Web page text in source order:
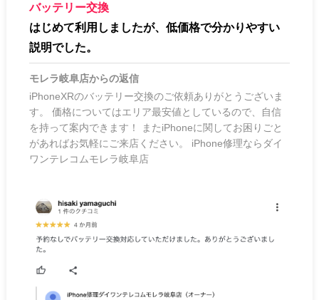
バッテリー交換
はじめて利用しましたが、低価格で分かりやすい
説明でした。
モレラ岐阜店からの返信
iPhoneXRのバッテリー交換のご依頼ありがとうございま
す。 価格についてはエリア最安値としているので、自信
を持って案内できます！ またiPhoneに関してお困りごと
があればお気軽にご来店ください。 iPhone修理ならダイ
ワンテレコムモレラ岐阜店